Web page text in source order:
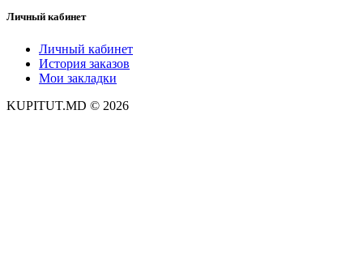
Личный кабинет
Личный кабинет
История заказов
Мои закладки
KUPITUT.MD © 2026